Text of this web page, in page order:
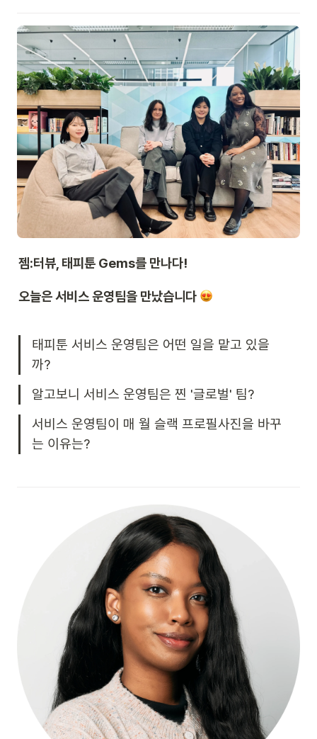
젬:터뷰, 태피툰 Gems를 만나다!
오늘은 서비스 운영팀을 만났습니다
태피툰 서비스 운영팀은 어떤 일을 맡고 있을
까?
알고보니 서비스 운영팀은 찐 '글로벌' 팀?
서비스 운영팀이 매 월 슬랙 프로필사진을 바꾸
는 이유는?